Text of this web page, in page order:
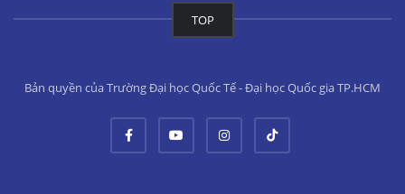
TOP
Bản quyền của Trường Đại học Quốc Tế - Đại học Quốc gia TP.HCM